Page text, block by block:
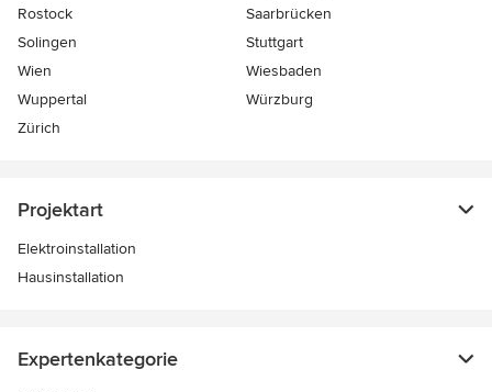
Rostock
Saarbrücken
Solingen
Stuttgart
Wien
Wiesbaden
Wuppertal
Würzburg
Zürich
Projektart
Elektroinstallation
Hausinstallation
Expertenkategorie